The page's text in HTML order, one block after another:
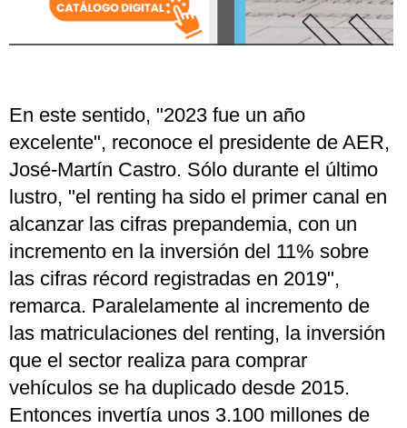
En este sentido, "2023 fue un año
excelente", reconoce el presidente de AER,
José-Martín Castro. Sólo durante el último
lustro, "el renting ha sido el primer canal en
alcanzar las cifras prepandemia, con un
incremento en la inversión del 11% sobre
las cifras récord registradas en 2019",
remarca. Paralelamente al incremento de
las matriculaciones del renting, la inversión
que el sector realiza para comprar
vehículos se ha duplicado desde 2015.
Entonces invertía unos 3.100 millones de